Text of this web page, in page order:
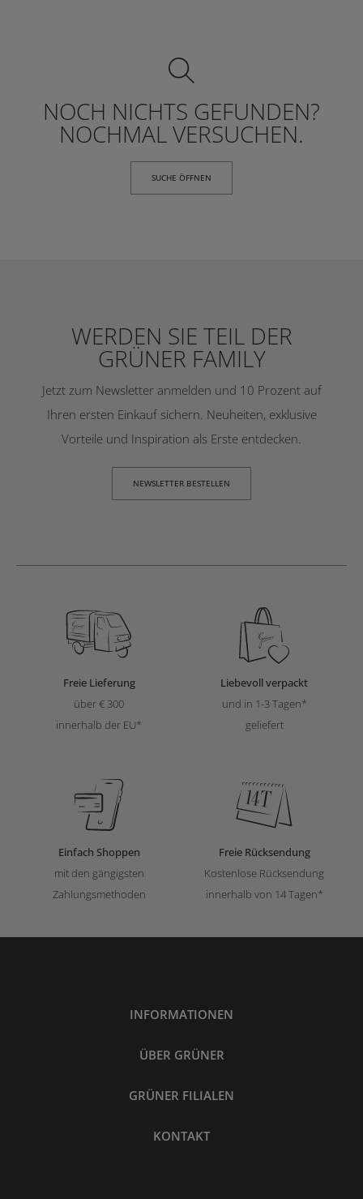
NOCH NICHTS GEFUNDEN?
NOCHMAL VERSUCHEN.
SUCHE ÖFFNEN
WERDEN SIE TEIL DER
GRÜNER FAMILY
Jetzt zum Newsletter anmelden und 10 Prozent auf
Ihren ersten Einkauf sichern. Neuheiten, exklusive
Vorteile und Inspiration als Erste entdecken.
NEWSLETTER BESTELLEN
Freie Lieferung
über € 300
innerhalb der EU*
Liebevoll verpackt
und in 1-3 Tagen*
geliefert
Einfach Shoppen
mit den gängigsten
Zahlungsmethoden
Freie Rücksendung
Kostenlose Rücksendung
innerhalb von 14 Tagen*
INFORMATIONEN
ÜBER GRÜNER
GRÜNER FILIALEN
KONTAKT